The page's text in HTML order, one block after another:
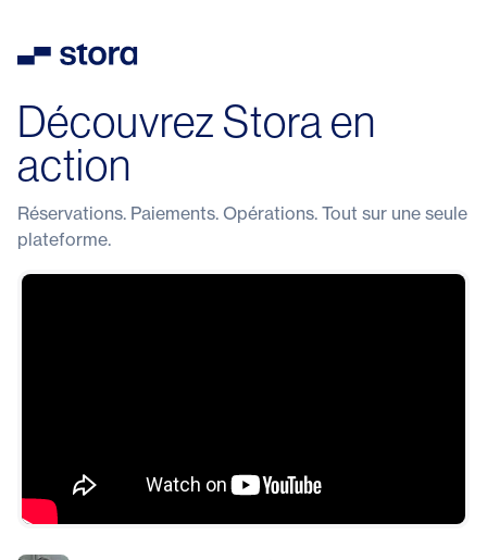
Découvrez Stora en
action
Réservations. Paiements. Opérations. Tout sur une seule
plateforme.